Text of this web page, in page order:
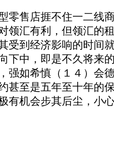
售店捱不住一二线
领汇有利，但领汇的
受到经济影响的时间
下中，即是不久将来
强如希慎（１４）会
甚至是五年至十年的
有机会步其后尘，小